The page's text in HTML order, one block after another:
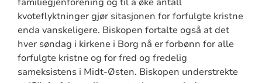
kvoteflyktninger gjør sitasjonen for forfulgte kristne
enda vanskeligere. Biskopen fortalte også at det
hver søndag i kirkene i Borg nå er forbønn for alle
forfulgte kristne og for fred og fredelig
sameksistens i Midt-Østen. Biskopen understrekte